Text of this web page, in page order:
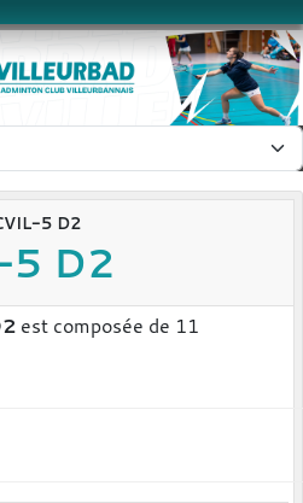
5 D2
D2
est composée de 11